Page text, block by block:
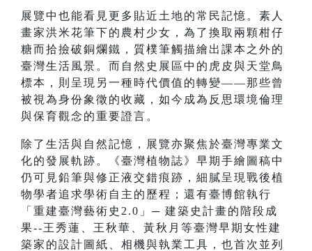
展覽中也能看見更多貼近土地的常民記憶。素人
畫家洪米花筆下的農村少女，為了換取兩顆柑仔
糖而拾撿破銅爛鐵，質樸筆觸描繪出課本之外的
臺灣生活風景。而自然史展區中的虎皮與天堂鳥
標本，則呈現另一種時代價值的轉變——那些曾
被視為身份象徵的收藏，如今成為反思環境倫理
與保育觀念的重要證言。
除了生活與自然記憶，展覽亦聚焦於臺灣專業文
化的發展軌跡。《臺灣植物誌》早期手繪圖稿中
仍可見鉛筆與修正液交錯痕跡，細膩呈現戰後植
物學者追求學術自主的歷程；還有臺博館執行
「重建臺灣藝術史2.0」─ 建築史計畫的階段成
果--王秀蓮、王秋華、黃秋月等臺灣早期女性建
築家的設計圖紙、相機與執業工具，也首次並列